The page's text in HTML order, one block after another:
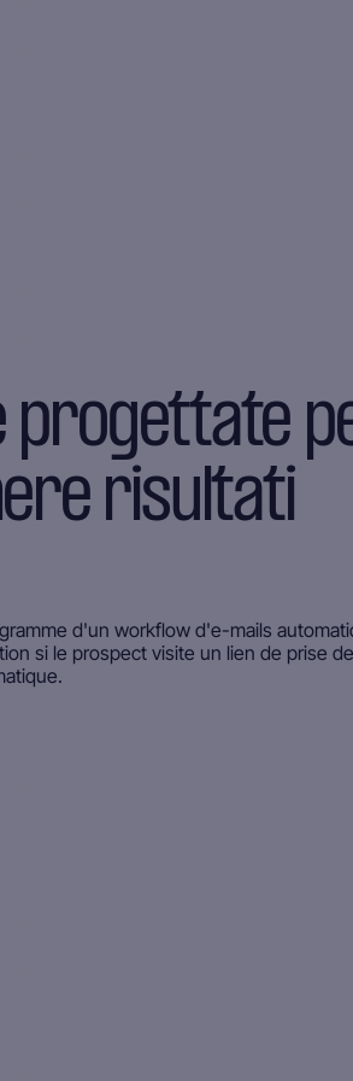
progettate
risultati